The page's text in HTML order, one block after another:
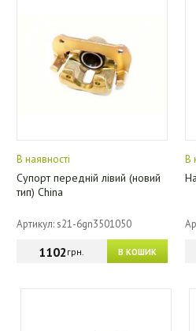
В наявності
Супорт передній лівий (новий
тип) China
Артикул: s21-6gn3501050
В КОШИК
1102грн.
В